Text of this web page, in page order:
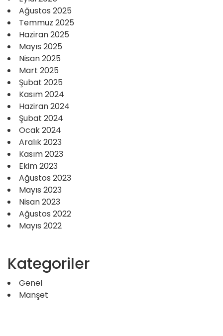
Ağustos 2025
Temmuz 2025
Haziran 2025
Mayıs 2025
Nisan 2025
Mart 2025
Şubat 2025
Kasım 2024
Haziran 2024
Şubat 2024
Ocak 2024
Aralık 2023
Kasım 2023
Ekim 2023
Ağustos 2023
Mayıs 2023
Nisan 2023
Ağustos 2022
Mayıs 2022
Kategoriler
Genel
Manşet